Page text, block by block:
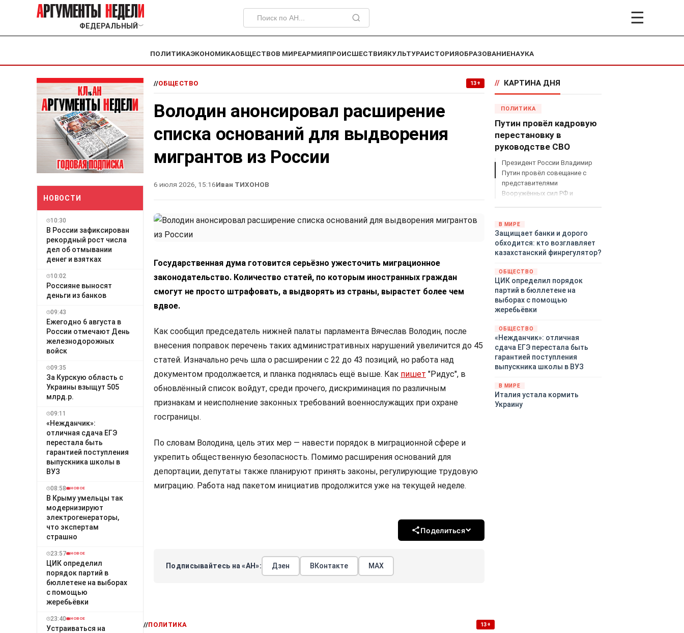
ФЕДЕРАЛЬНЫЙ ﹀ ☰
ПОЛИТИКАЭКОНОМИКАОБЩЕСТВОВ МИРЕАРМИЯПРОИСШЕСТВИЯКУЛЬТУРАИСТОРИЯОБРАЗОВАНИЕНАУКА
НОВОСТИ
10:30
В России зафиксирован
рекордный рост числа
дел об отмывании
денег и взятках
10:02
Россияне выносят
деньги из банков
09:43
Ежегодно 6 августа в
России отмечают День
железнодорожных
войск
09:35
За Курскую область с
Украины взыщут 505
млрд.р.
09:11
«Нежданчик»:
отличная сдача ЕГЭ
перестала быть
гарантией поступления
выпускника школы в
ВУЗ
08:58 НОВОЕ
В Крыму умельцы так
модернизируют
электрогенераторы,
что экспертам
страшно
23:57 НОВОЕ
ЦИК определил
порядок партий в
бюллетене на выборах
с помощью
жеребьёвки
23:40 НОВОЕ
Устраиваться на
//ОБЩЕСТВО 13+
Володин анонсировал расширение
списка оснований для выдворения
мигрантов из России
6 июля 2026, 15:16Иван ТИХОНОВ
Государственная дума готовится серьёзно ужесточить миграционное
законодательство. Количество статей, по которым иностранных граждан
смогут не просто штрафовать, а выдворять из страны, вырастет более чем
вдвое.
Как сообщил председатель нижней палаты парламента Вячеслав Володин, после
внесения поправок перечень таких административных нарушений увеличится до 45
статей. Изначально речь шла о расширении с 22 до 43 позиций, но работа над
документом продолжается, и планка поднялась ещё выше. Как пишет "Ридус", в
обновлённый список войдут, среди прочего, дискриминация по различным
признакам и неисполнение законных требований военнослужащих при охране
госграницы.
По словам Володина, цель этих мер — навести порядок в миграционной сфере и
укрепить общественную безопасность. Помимо расширения оснований для
депортации, депутаты также планируют принять законы, регулирующие трудовую
миграцию. Работа над пакетом инициатив продолжится уже на текущей неделе.
Поделиться
Подписывайтесь на «АН»: Дзен ВКонтакте МАХ
//ПОЛИТИКА 13+
// КАРТИНА ДНЯ
ПОЛИТИКА
Путин провёл кадровую
перестановку в
руководстве СВО
Президент России Владимир
Путин провёл совещание с
представителями
Вооружённых сил РФ и
руководстве спецоперацией.
В МИРЕ
Защищает банки и дорого
обходится: кто возглавляет
казахстанский финрегулятор?
ОБЩЕСТВО
ЦИК определил порядок
партий в бюллетене на
выборах с помощью
жеребьёвки
ОБЩЕСТВО
«Нежданчик»: отличная
сдача ЕГЭ перестала быть
гарантией поступления
выпускника школы в ВУЗ
В МИРЕ
Италия устала кормить
Украину